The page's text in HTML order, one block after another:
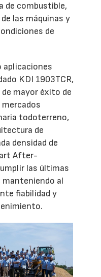
de combustible,
las máquinas y
de
aplicaciones
KDI 1903TCR,
mayor éxito de
mercados
todoterreno,
de
densidad de
After-
las últimas
al
fiabilidad y